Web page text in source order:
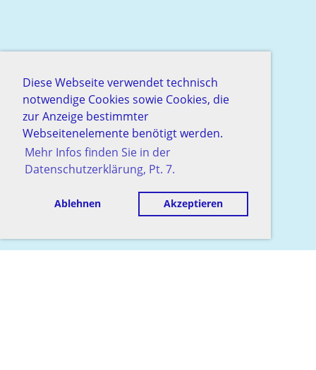
Diese Webseite verwendet technisch
notwendige Cookies sowie Cookies, die
zur Anzeige bestimmter
Webseitenelemente benötigt werden.
Mehr Infos finden Sie in der
Datenschutzerklärung, Pt. 7.
Ablehnen Akzeptieren